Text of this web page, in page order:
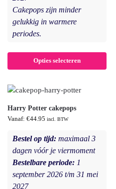
Cakepops zijn minder
gelukkig in warmere
periodes.
Opties selecteren
Harry Potter cakepops
Vanaf: €44.95 incl. BTW
Bestel op tijd: maximaal 3
dagen vóór je viermoment
Bestelbare periode: 1
september 2026 t/m 31 mei
2027